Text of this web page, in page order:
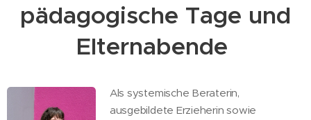
pädagogische Tage und
Elternabende
Als systemische Beraterin,
ausgebildete Erzieherin sowie